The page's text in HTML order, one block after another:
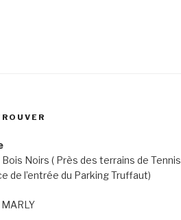
Bois Noirs ( Près des terrains de Tennis
de l’entrée du Parking Truffaut)